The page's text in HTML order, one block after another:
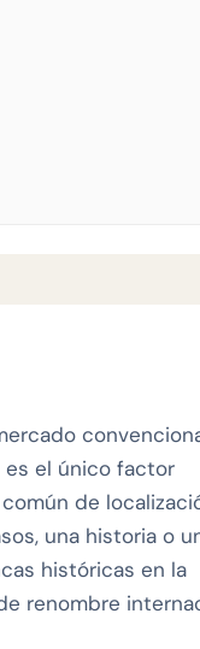
es el único factor
de
una historia o
históricas en la
renombre